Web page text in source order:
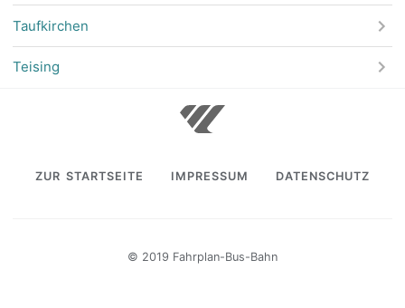
Taufkirchen
Teising
ZUR STARTSEITE IMPRESSUM DATENSCHUTZ
© 2019 Fahrplan-Bus-Bahn